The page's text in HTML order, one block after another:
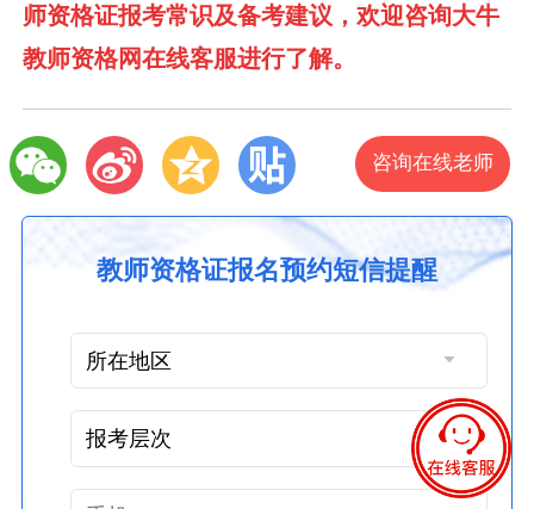
师资格证报考常识及备考建议，欢迎咨询大牛
教师资格网在线客服进行了解。
咨询在线老师
教师资格证报名预约短信提醒